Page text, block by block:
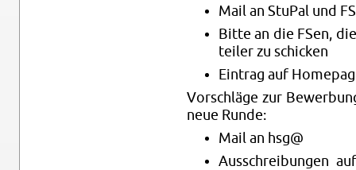
Mail an Stu­Pal und
Bitte an die FSen,
tei­ler zu schi­cken
Ein­trag auf
Vor­schlä­ge zur
neue Runde:
Mail an hsg@
Aus­schrei­bun­gen